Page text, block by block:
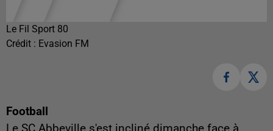
Le Fil Sport 80
Crédit : Evasion FM
Football